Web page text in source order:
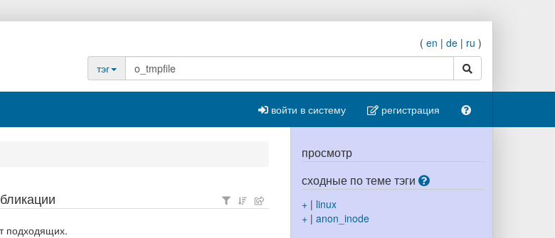
( en | de | ru )
тэг
поиск
войти в систему регистрация
подходящих.
просмотр
сходные по теме тэги
+| linux
+| anon_inode